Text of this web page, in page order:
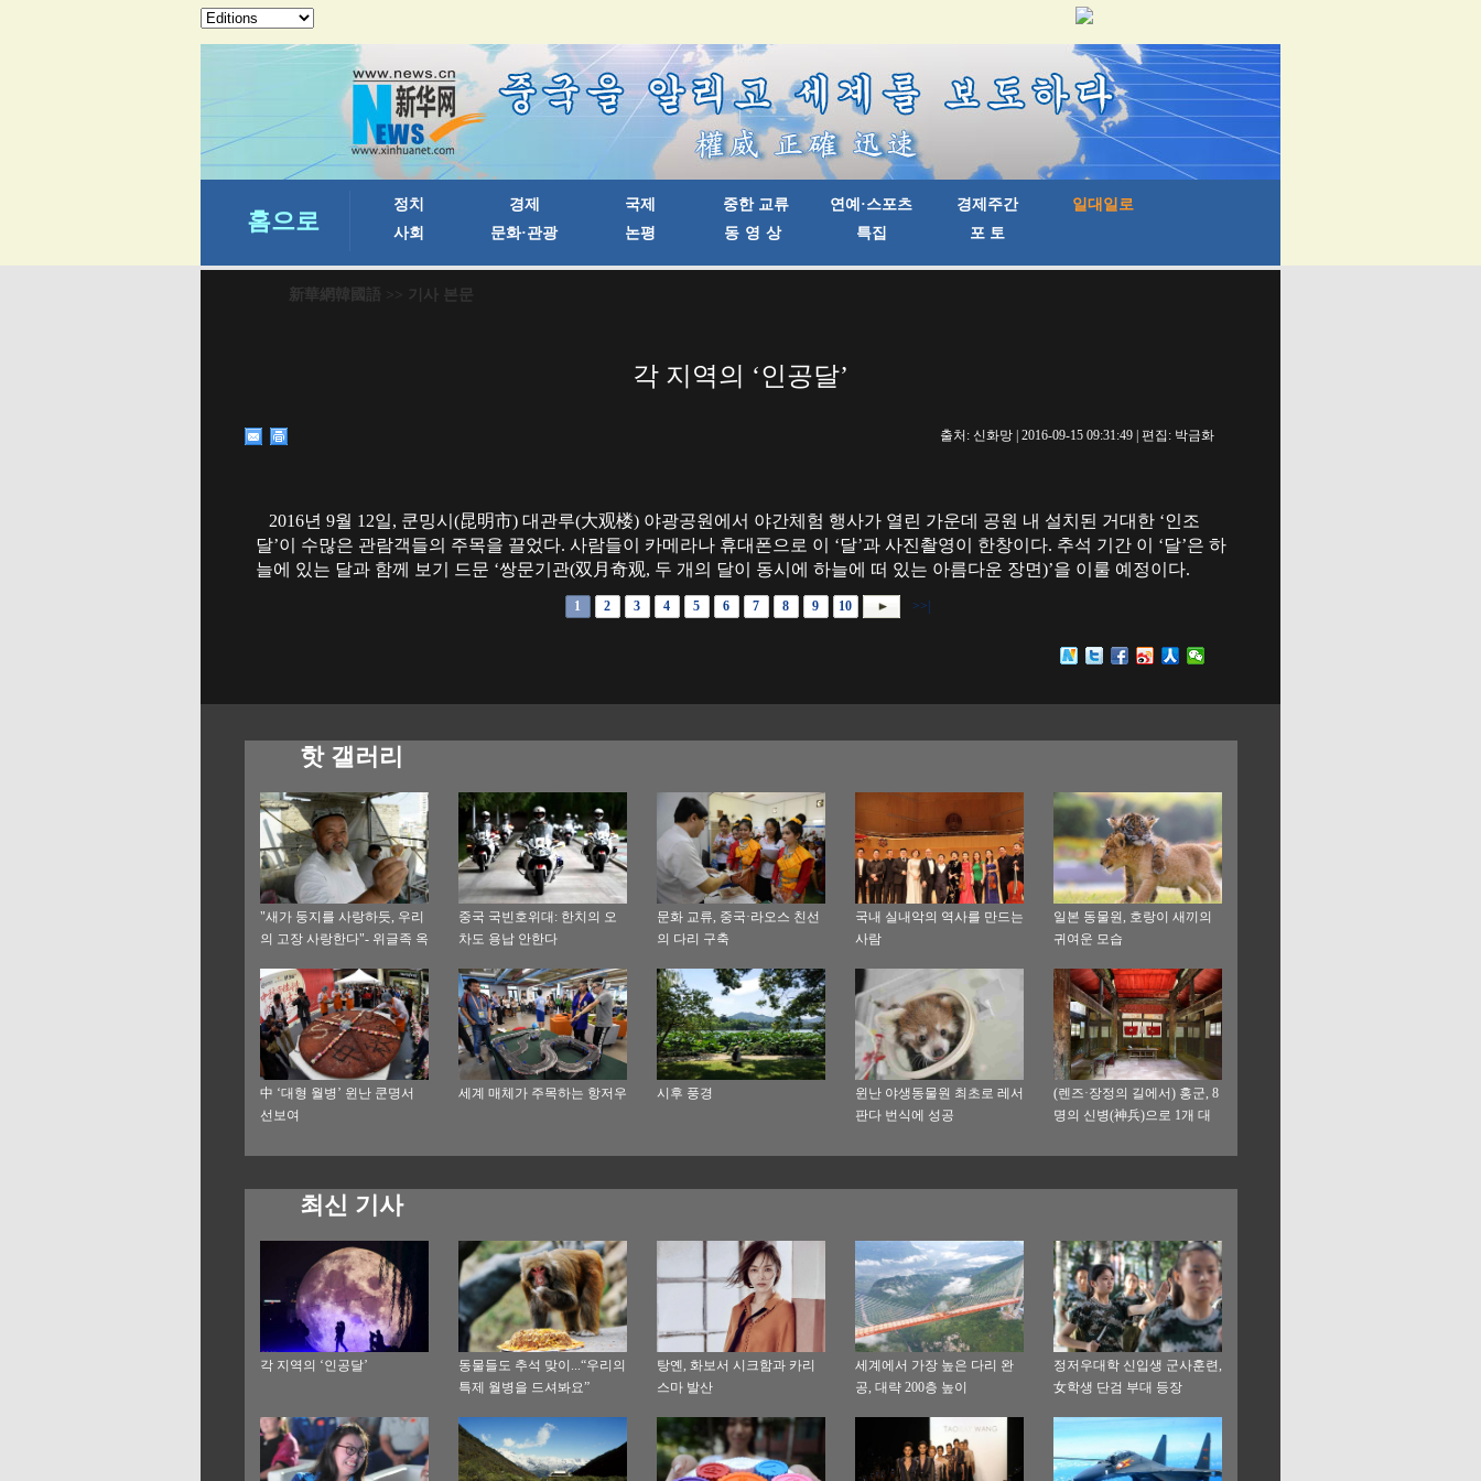
新華網韓國語 >> 기사 본문
각 지역의 ‘인공달’
출처: 신화망 | 2016-09-15 09:31:49 | 편집: 박금화
2016년 9월 12일, 쿤밍시(昆明市) 대관루(大观楼) 야광공원에서 야간체험 행사가 열린 가운데 공원 내 설치된 거대한 ‘인조
달’이 수많은 관람객들의 주목을 끌었다. 사람들이 카메라나 휴대폰으로 이 ‘달’과 사진촬영이 한창이다. 추석 기간 이 ‘달’은 하
늘에 있는 달과 함께 보기 드문 ‘쌍문기관(双月奇观, 두 개의 달이 동시에 하늘에 떠 있는 아름다운 장면)’을 이룰 예정이다.
1 2 3 4 5 6 7 8 9 10 >>|
핫 갤러리
"새가 둥지를 사랑하듯, 우리
의 고장 사랑한다"- 위글족 옥
만리
중국 국빈호위대: 한치의 오
차도 용납 안한다
문화 교류, 중국·라오스 친선
의 다리 구축
국내 실내악의 역사를 만드는
사람
일본 동물원, 호랑이 새끼의
귀여운 모습
中 ‘대형 월병’ 윈난 쿤명서
선보여
세계 매체가 주목하는 항저우 시후 풍경
윈난 야생동물원 최초로 레서
판다 번식에 성공
(렌즈·장정의 길에서) 홍군, 8
명의 신병(神兵)으로 1개 대
최신 기사
각 지역의 ‘인공달’
동물들도 추석 맞이...“우리의
특제 월병을 드셔봐요”
탕옌, 화보서 시크함과 카리
스마 발산
세계에서 가장 높은 다리 완
공, 대략 200층 높이
정저우대학 신입생 군사훈련,
女학생 단검 부대 등장